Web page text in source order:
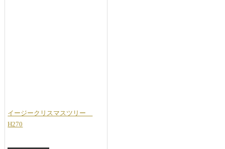
イージークリスマスツリー
H270